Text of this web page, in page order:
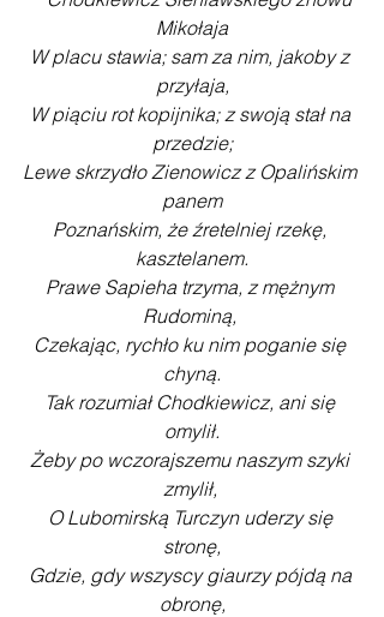
Mikołaja
W placu stawia; sam za nim, jakoby z
przyłaja,
W piąciu rot kopijnika; z swoją stał na
przedzie;
Lewe skrzydło Zienowicz z Opalińskim
panem
Poznańskim, że źretelniej rzekę,
kasztelanem.
Prawe Sapieha trzyma, z mężnym
Rudominą,
Czekając, rychło ku nim poganie się
chyną.
Tak rozumiał Chodkiewicz, ani się
omylił.
Żeby po wczorajszemu naszym szyki
zmylił,
O Lubomirską Turczyn uderzy się
stronę,
Gdzie, gdy wszyscy giaurzy pójdą na
obronę,